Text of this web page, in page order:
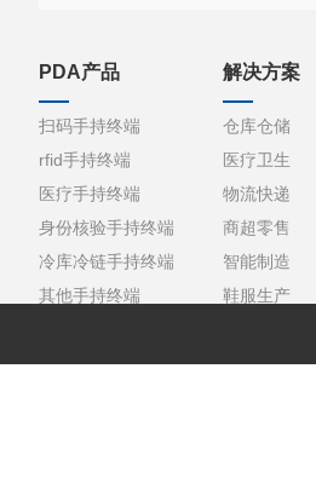
PDA产品
扫码手持终端
rfid手持终端
医疗手持终端
身份核验手持终端
冷库冷链手持终端
其他手持终端
解决方案
仓库仓储
医疗卫生
物流快递
商超零售
智能制造
鞋服生产